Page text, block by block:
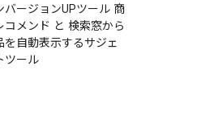
バージョンUPツール 商
コメンド と 検索窓から
を自動表示するサジェ
ツール